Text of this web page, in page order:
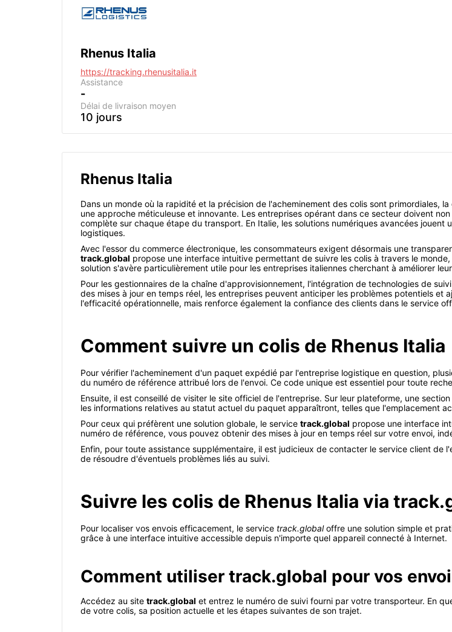
Rhenus Italia
https://tracking.rhenusitalia.it
Assistance
-
Délai de livraison moyen
10 jours
Rhenus Italia
Dans un monde où la rapidité et la précision de l'acheminement des colis sont primordiales,
une approche méticuleuse et innovante. Les entreprises opérant dans ce secteur doivent
complète sur chaque étape du transport. En Italie, les solutions numériques avancées
logistiques.
Avec l'essor du commerce électronique, les consommateurs exigent désormais une
track.global propose une interface intuitive permettant de suivre les colis à travers le
solution s'avère particulièrement utile pour les entreprises italiennes cherchant à améliorer
Pour les gestionnaires de la chaîne d'approvisionnement, l'intégration de technologies de
des mises à jour en temps réel, les entreprises peuvent anticiper les problèmes potentiels et
l'efficacité opérationnelle, mais renforce également la confiance des clients dans le service
Comment suivre un colis de Rhenus Italia
Pour vérifier l'acheminement d'un paquet expédié par l'entreprise logistique en question,
du numéro de référence attribué lors de l'envoi. Ce code unique est essentiel pour toute
Ensuite, il est conseillé de visiter le site officiel de l'entreprise. Sur leur plateforme, une
les informations relatives au statut actuel du paquet apparaîtront, telles que l'emplacement
Pour ceux qui préfèrent une solution globale, le service track.global propose une interface
numéro de référence, vous pouvez obtenir des mises à jour en temps réel sur votre envoi,
Enfin, pour toute assistance supplémentaire, il est judicieux de contacter le service client de
de résoudre d'éventuels problèmes liés au suivi.
Suivre les colis de Rhenus Italia via
Pour localiser vos envois efficacement, le service track.globaloffre une solution simple et
grâce à une interface intuitive accessible depuis n'importe quel appareil connecté à Internet.
Comment utiliser track.global pour vos
Accédez au site track.global et entrez le numéro de suivi fourni par votre transporteur. En
de votre colis, sa position actuelle et les étapes suivantes de son trajet.